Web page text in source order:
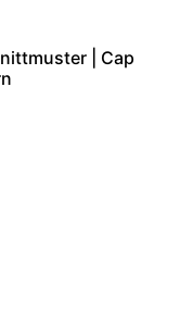
| Cap